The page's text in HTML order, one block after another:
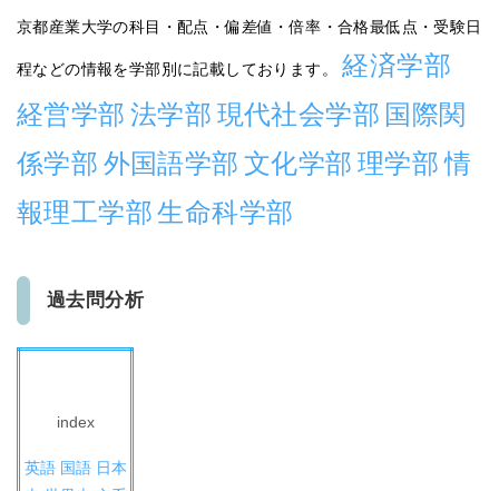
京都産業大学の科目・配点・偏差値・倍率・合格最低点・受験日
程などの情報を学部別に記載しております。経済学部
経営学部 法学部 現代社会学部 国際関
係学部 外国語学部 文化学部 理学部 情
報理工学部 生命科学部
過去問分析
index
英語 国語 日本